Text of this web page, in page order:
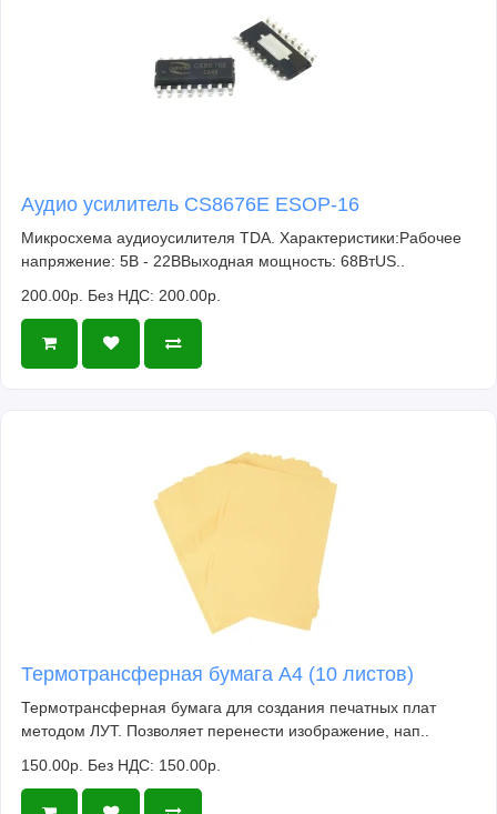
Аудио усилитель CS8676E ESOP-16
Микросхема аудиоусилителя TDA. Характеристики:Рабочее
напряжение: 5В - 22ВВыходная мощность: 68ВтUS..
200.00р. Без НДС: 200.00р.
Термотрансферная бумага А4 (10 листов)
Термотрансферная бумага для создания печатных плат
методом ЛУТ. Позволяет перенести изображение, нап..
150.00р. Без НДС: 150.00р.